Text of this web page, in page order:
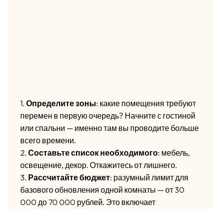
1. Определите зоны: какие помещения требуют
перемен в первую очередь? Начните с гостиной
или спальни — именно там вы проводите больше
всего времени.
2. Составьте список необходимого: мебель,
освещение, декор. Откажитесь от лишнего.
3. Рассчитайте бюджет: разумный лимит для
базового обновления одной комнаты — от 30
000 до 70 000 рублей. Это включает